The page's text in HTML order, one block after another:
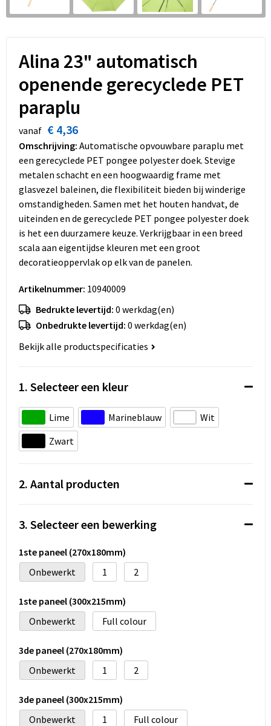
Dekens, Fleecedekens en Kussens
Schoenen
Gilets
Restauranttextiel
Hoofdbescherming
Gehoorbescherming
Gereedschap
Ademhalingsbescherming
Sleutelhangers en Lanyards
Spellen voor binnen en buiten
Sport
Veiligheid, Auto en Fiets
Vrije tijd en Strand
Opvouwbare tassen
Boodschappentassen
Reistassen
Schoudertassen
Toilettassen
Koffers en Trolleys
Sporttassen
Schoenentassen
Accessoires voor tassen
Strandtassen
Documententassen
Laptop hoezen en tassen
Autotassen
Matrozentassen
Alina 23" automatisch
openende gerecyclede PET
paraplu
vanaf € 4,36
Omschrijving: Automatische opvouwbare paraplu met
een gerecyclede PET pongee polyester doek. Stevige
metalen schacht en een hoogwaardig frame met
glasvezel baleinen, die flexibiliteit bieden bij winderige
omstandigheden. Samen met het houten handvat, de
uiteinden en de gerecyclede PET pongee polyester doek
is het een duurzamere keuze. Verkrijgbaar in een breed
scala aan eigentijdse kleuren met een groot
decoratieoppervlak op elk van de panelen.
Artikelnummer: 10940009
Bedrukte levertijd: 0 werkdag(en)
Onbedrukte levertijd: 0 werkdag(en)
Bekijk alle productspecificaties
1. Selecteer een kleur
Lime Marineblauw
Wit
Zwart
2. Aantal producten
3. Selecteer een bewerking
1ste paneel (270x180mm)
Onbewerkt
1 2
1ste paneel (300x215mm)
Onbewerkt
Full colour
3de paneel (270x180mm)
Onbewerkt
1 2
3de paneel (300x215mm)
Onbewerkt
1 Full colour